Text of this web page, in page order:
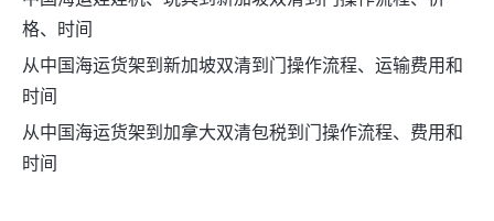
格、时间
从中国海运货架到新加坡双清到门操作流程、运输费用和
时间
从中国海运货架到加拿大双清包税到门操作流程、费用和
时间